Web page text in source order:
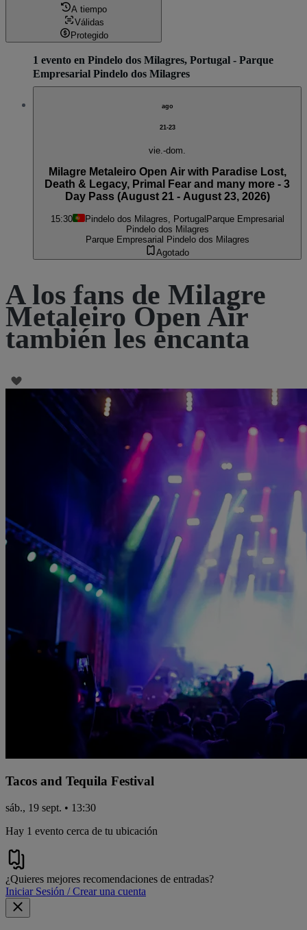
A tiempo
Válidas
Protegido
1 evento en Pindelo dos Milagres, Portugal - Parque
Empresarial Pindelo dos Milagres
ago
21-23
vie.-dom.
Milagre Metaleiro Open Air with Paradise Lost,
Death & Legacy, Primal Fear and many more - 3
Day Pass (August 21 - August 23, 2026)
15:30 Pindelo dos Milagres, Portugal Parque Empresarial
Pindelo dos Milagres
Parque Empresarial Pindelo dos Milagres
Agotado
A los fans de Milagre
Metaleiro Open Air
también les encanta
Tacos and Tequila Festival
sáb., 19 sept. • 13:30
Hay 1 evento cerca de tu ubicación
¿Quieres mejores recomendaciones de entradas?
Iniciar Sesión / Crear una cuenta